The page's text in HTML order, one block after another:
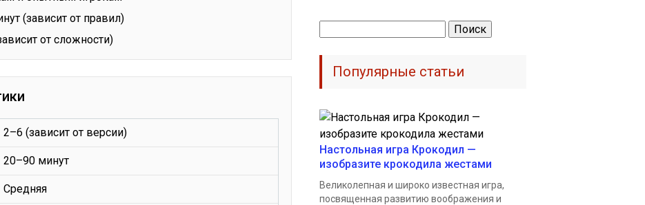
(зависит от правил)
от сложности)
2–6 (зависит от версии)
20–90 минут
Средняя
Популярные статьи
Настольная игра Крокодил —
изобразите крокодила жестами
Великолепная и широко известная игра,
посвященная развитию воображения и